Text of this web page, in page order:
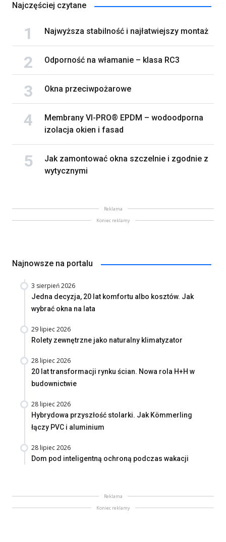
Najczęściej czytane
Najwyższa stabilność i najłatwiejszy montaż
Odporność na włamanie – klasa RC3
Okna przeciwpożarowe
Membrany VI-PRO® EPDM – wodoodporna
izolacja okien i fasad
Jak zamontować okna szczelnie i zgodnie z
wytycznymi
Reklama
Koniec reklamy
Najnowsze na portalu
3 sierpień 2026
Jedna decyzja, 20 lat komfortu albo kosztów. Jak
wybrać okna na lata
29 lipiec 2026
Rolety zewnętrzne jako naturalny klimatyzator
28 lipiec 2026
20 lat transformacji rynku ścian. Nowa rola H+H w
budownictwie
28 lipiec 2026
Hybrydowa przyszłość stolarki. Jak Kömmerling
łączy PVC i aluminium
28 lipiec 2026
Dom pod inteligentną ochroną podczas wakacji
Reklama
Koniec reklamy